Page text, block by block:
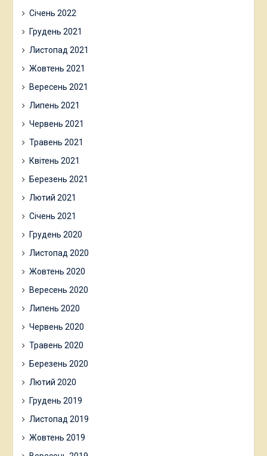
Січень 2022
Грудень 2021
Листопад 2021
Жовтень 2021
Вересень 2021
Липень 2021
Червень 2021
Травень 2021
Квітень 2021
Березень 2021
Лютий 2021
Січень 2021
Грудень 2020
Листопад 2020
Жовтень 2020
Вересень 2020
Липень 2020
Червень 2020
Травень 2020
Березень 2020
Лютий 2020
Грудень 2019
Листопад 2019
Жовтень 2019